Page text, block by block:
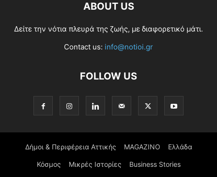
ABOUT US
Δείτε την νότια πλευρά της ζωής, με διαφορετικό μάτι.
Contact us: info@notioi.gr
FOLLOW US
Δήμοι & Περιφέρεια Αττικής MAGAZINO Ελλάδα
Κόσμος Μικρές Ιστορίες Business Stories